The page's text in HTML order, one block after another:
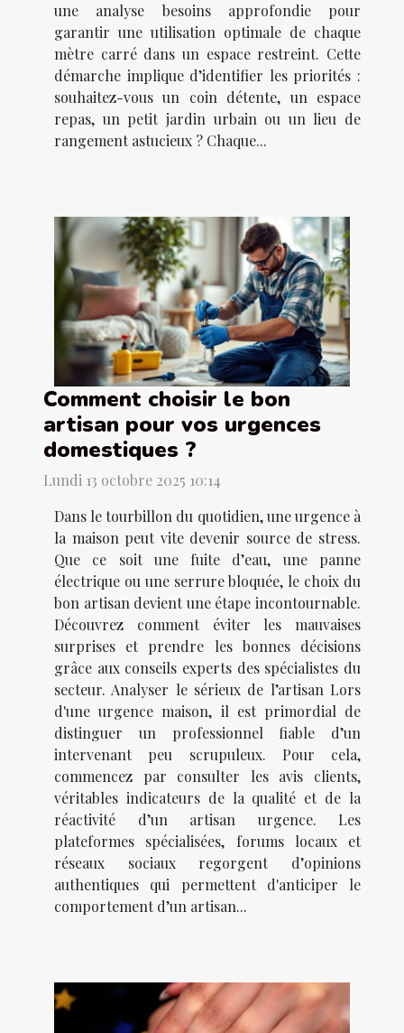
une analyse besoins approfondie pour
garantir une utilisation optimale de chaque
mètre carré dans un espace restreint. Cette
démarche implique d’identifier les priorités :
souhaitez-vous un coin détente, un espace
repas, un petit jardin urbain ou un lieu de
rangement astucieux ? Chaque...
Comment choisir le bon
artisan pour vos urgences
domestiques ?
Lundi 13 octobre 2025 10:14
Dans le tourbillon du quotidien, une urgence à
la maison peut vite devenir source de stress.
Que ce soit une fuite d’eau, une panne
électrique ou une serrure bloquée, le choix du
bon artisan devient une étape incontournable.
Découvrez comment éviter les mauvaises
surprises et prendre les bonnes décisions
grâce aux conseils experts des spécialistes du
secteur. Analyser le sérieux de l’artisan Lors
d'une urgence maison, il est primordial de
distinguer un professionnel fiable d’un
intervenant peu scrupuleux. Pour cela,
commencez par consulter les avis clients,
véritables indicateurs de la qualité et de la
réactivité d’un artisan urgence. Les
plateformes spécialisées, forums locaux et
réseaux sociaux regorgent d’opinions
authentiques qui permettent d'anticiper le
comportement d’un artisan...